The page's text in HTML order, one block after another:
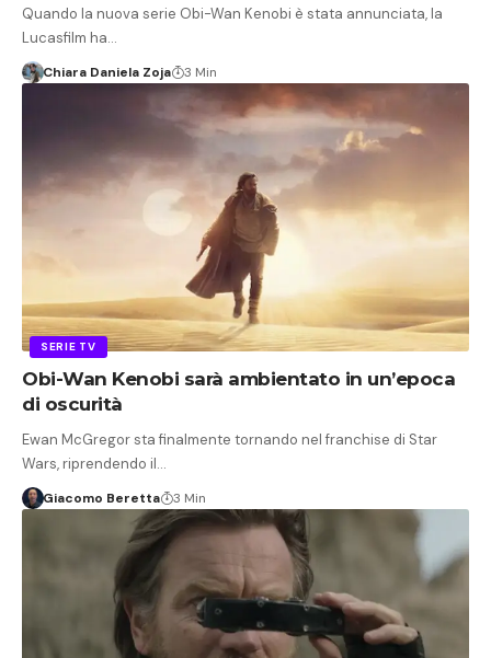
Quando la nuova serie Obi-Wan Kenobi è stata annunciata, la
Lucasfilm ha…
Chiara Daniela Zoja 3 Min
SERIE TV
Obi-Wan Kenobi sarà ambientato in un’epoca
di oscurità
Ewan McGregor sta finalmente tornando nel franchise di Star
Wars, riprendendo il…
Giacomo Beretta 3 Min